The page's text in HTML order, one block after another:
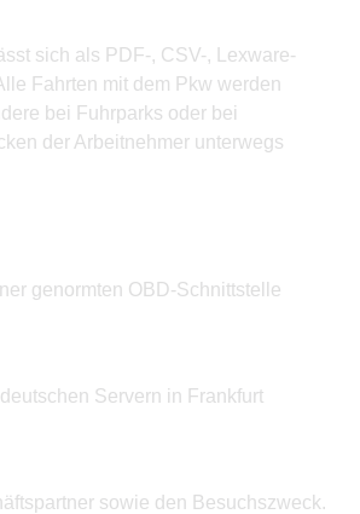
sich als PDF-, CSV-, Lexware-
Fahrten mit dem Pkw werden
bei Fuhrparks oder bei
der Arbeitnehmer unterwegs
genormten OBD-Schnittstelle
Servern in Frankfurt
sowie den Besuchszweck.